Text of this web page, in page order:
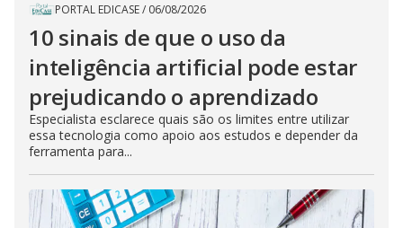
PORTAL EDICASE/ 06/08/2026
10 sinais de que o uso da
inteligência artificial pode estar
prejudicando o aprendizado
Especialista esclarece quais são os limites entre utilizar
essa tecnologia como apoio aos estudos e depender da
ferramenta para...